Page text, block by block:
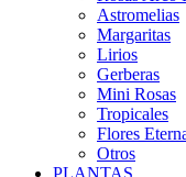
Astromelias
Margaritas
Lirios
Gerberas
Mini Rosas
Tropicales
Flores
Otros